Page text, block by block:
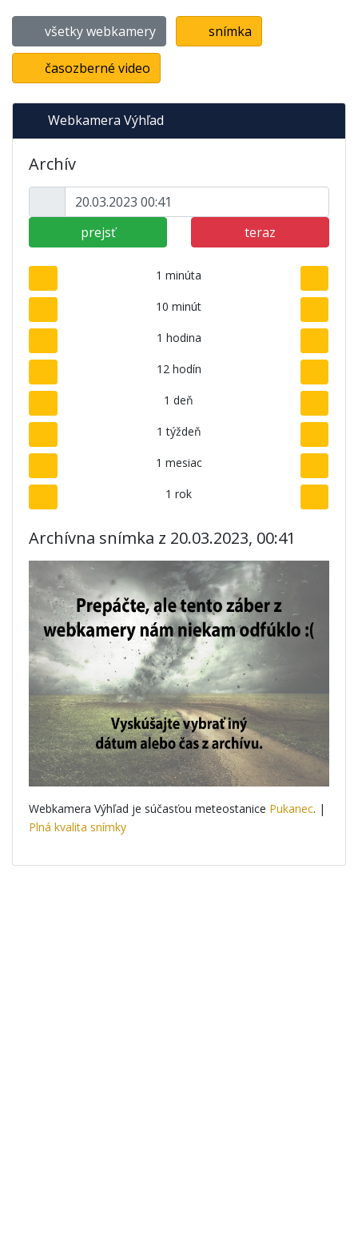
všetky webkamery snímka
časozberné video
Webkamera Výhľad
Archív
prejsť teraz
1 minúta
10 minút
1 hodina
12 hodín
1 deň
1 týždeň
1 mesiac
1 rok
Archívna snímka z 20.03.2023, 00:41
Webkamera Výhľad je súčasťou meteostanice Pukanec. |
Plná kvalita snímky